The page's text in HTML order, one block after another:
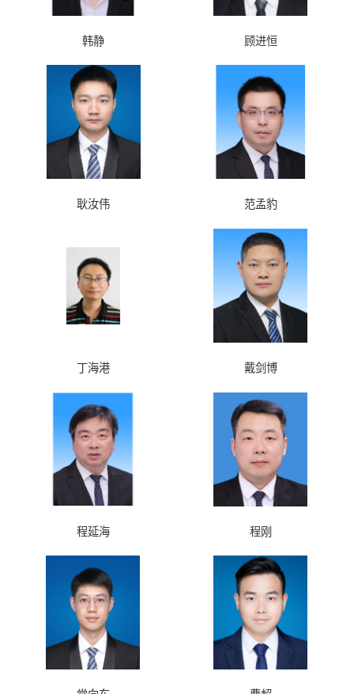
韩静 顾进恒
耿汝伟 范孟豹
丁海港 戴剑博
程延海 程刚